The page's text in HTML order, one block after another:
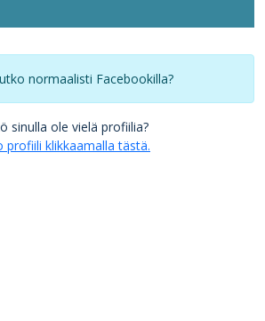
normaalisti Facebookilla?
sinulla ole vielä profiilia?
profiili klikkaamalla tästä.